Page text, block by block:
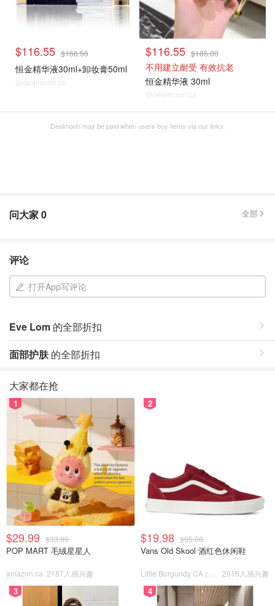
$116.55 $166.50
恒金精华液30ml+卸妆膏50ml
@dealmoon.ca
$116.55 $185.00
不用建立耐受 有效抗老
恒金精华液 30ml
@dealmoon.ca
Dealmoon may be paid when users buy items via our links.
问大家0 全部
评论
打开App写评论
Eve Lom 的全部折扣
面部护肤的全部折扣
大家都在抢
1
$29.99 $33.99
POP MART 毛绒星星人
amazon.ca 2187人感兴趣
2
$19.98 $95.00
Vans Old Skool 酒红色休闲鞋
2016人感兴趣
3 4